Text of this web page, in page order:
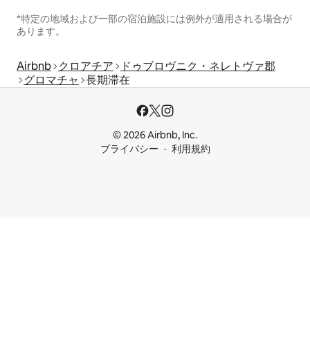
*特定の地域および一部の宿泊施設には例外が適用される場合が
あります。
Airbnb クロアチア
ドゥブロヴニク・ネレトヴァ郡
グロマチャ 長期滞在
© 2026 Airbnb, Inc.
プライバシー
利用規約